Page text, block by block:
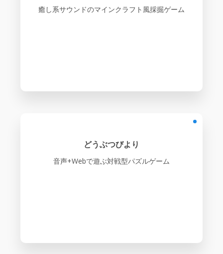
癒し系サウンドのマインクラフト風採掘ゲーム
どうぶつびより
音声+Webで遊ぶ対戦型パズルゲーム